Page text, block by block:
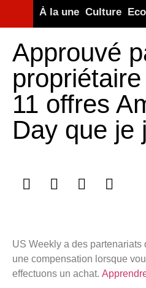
À la une Culture
Approuvé
11 offres
Day que je
US Weekly a des partenariats
une compensation lorsque
effectuons un achat.